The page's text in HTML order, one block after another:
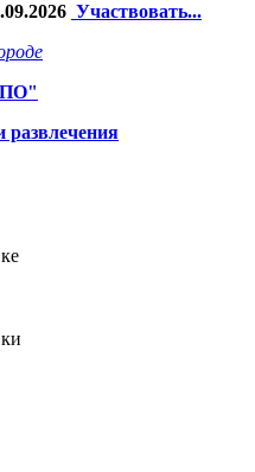
Участвовать...
развлечения